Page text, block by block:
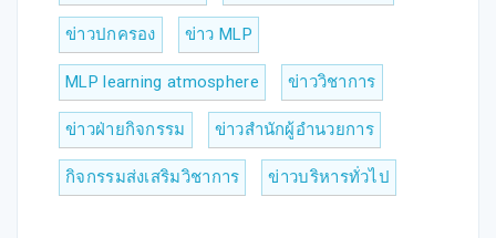
ข่าวปกครอง ข่าว MLP
MLP learning atmosphere ข่าววิชาการ
ข่าวฝ่ายกิจกรรม ข่าวสำนักผู้อำนวยการ
กิจกรรมส่งเสริมวิชาการ ข่าวบริหารทั่วไป